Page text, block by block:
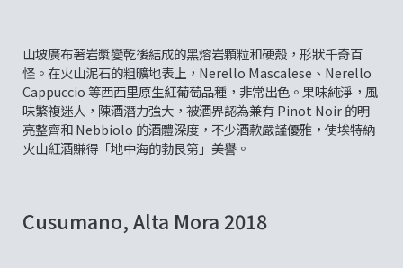
山坡廣布著岩漿變乾後結成的黑熔岩顆粒和硬殼，形狀千奇百
怪。在火山泥石的粗曠地表上，Nerello Mascalese、Nerello
Cappuccio 等西西里原生紅葡萄品種，非常出色。果味純淨，風
味繁複迷人，陳酒潛力強大，被酒界認為兼有 Pinot Noir 的明
亮整齊和 Nebbiolo 的酒體深度，不少酒款嚴謹優雅，使埃特納
火山紅酒賺得「地中海的勃艮第」美譽。
Cusumano, Alta Mora 2018